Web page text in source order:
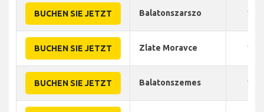
BUCHEN SIE JETZT Balatonszarszo 120
BUCHEN SIE JETZT Zlate Moravce 137
BUCHEN SIE JETZT Balatonszemes 110